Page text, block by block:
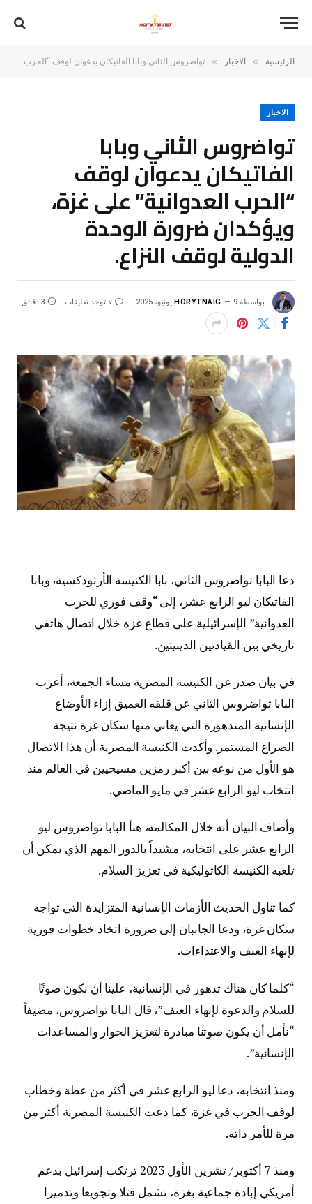
الرئيسية » الاخبار » تواضروس الثاني وبابا الفاتيكان يدعوان لوقف “الحرب العدوانية” على غزة، ويؤكدان ضرورة الوحدة الدولية لوقف النزاع.
الاخبار
تواضروس الثاني وبابا
الفاتيكان يدعوان لوقف
“الحرب العدوانية” على غزة،
ويؤكدان ضرورة الوحدة
الدولية لوقف النزاع.
بواسطة HORYTNAIG 9 يونيو، 2025 لا توجد تعليقات 3 دقائق
دعا البابا تواضروس الثاني، بابا الكنيسة الأرثوذكسية، وبابا
الفاتيكان ليو الرابع عشر، إلى “وقف فوري للحرب
العدوانية” الإسرائيلية على قطاع غزة خلال اتصال هاتفي
تاريخي بين القيادتين الدينيتين.
في بيان صدر عن الكنيسة المصرية مساء الجمعة، أعرب
البابا تواضروس الثاني عن قلقه العميق إزاء الأوضاع
الإنسانية المتدهورة التي يعاني منها سكان غزة نتيجة
الصراع المستمر. وأكدت الكنيسة المصرية أن هذا الاتصال
هو الأول من نوعه بين أكبر رمزين مسيحيين في العالم منذ
انتخاب ليو الرابع عشر في مايو الماضي.
وأضاف البيان أنه خلال المكالمة، هنأ البابا تواضروس ليو
الرابع عشر على انتخابه، مشيداً بالدور المهم الذي يمكن أن
تلعبه الكنيسة الكاثوليكية في تعزيز السلام.
كما تناول الحديث الأزمات الإنسانية المتزايدة التي تواجه
سكان غزة، ودعا الجانبان إلى ضرورة اتخاذ خطوات فورية
لإنهاء العنف والاعتداءات.
“كلما كان هناك تدهور في الإنسانية، علينا أن نكون صوتًا
للسلام والدعوة لإنهاء العنف”، قال البابا تواضروس، مضيفاً
“نأمل أن يكون صوتنا مبادرة لتعزيز الحوار والمساعدات
الإنسانية”.
ومنذ انتخابه، دعا ليو الرابع عشر في أكثر من عظة وخطاب
لوقف الحرب في غزة، كما دعت الكنيسة المصرية أكثر من
مرة للأمر ذاته.
ومنذ 7 أكتوبر/ تشرين الأول 2023 ترتكب إسرائيل بدعم
أمريكي إبادة جماعية بغزة، تشمل قتلا وتجويعا وتدميرا